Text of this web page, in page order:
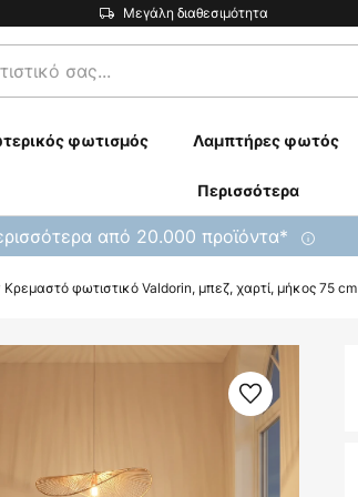
Μεγάλη διαθεσιμότητα
φωτισμός Λαμπτήρες φωτός
Περισσότερα
από 20.000 προϊόντα*
φωτιστικό Valdorin, μπεζ, χαρτί, μήκος 75 cm